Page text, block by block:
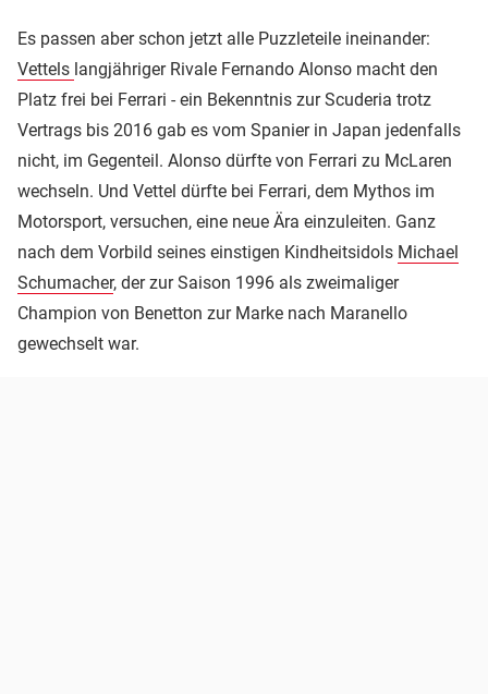
Es passen aber schon jetzt alle Puzzleteile ineinander:
Vettels langjähriger Rivale Fernando Alonso macht den
Platz frei bei Ferrari - ein Bekenntnis zur Scuderia trotz
Vertrags bis 2016 gab es vom Spanier in Japan jedenfalls
nicht, im Gegenteil. Alonso dürfte von Ferrari zu McLaren
wechseln. Und Vettel dürfte bei Ferrari, dem Mythos im
Motorsport, versuchen, eine neue Ära einzuleiten. Ganz
nach dem Vorbild seines einstigen Kindheitsidols Michael
Schumacher, der zur Saison 1996 als zweimaliger
Champion von Benetton zur Marke nach Maranello
gewechselt war.